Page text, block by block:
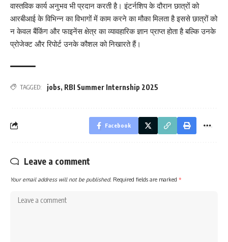
वास्तविक कार्य अनुभव भी प्रदान करती है। इंटर्नशिप के दौरान छात्रों को
आरबीआई के विभिन्न का विभागों में काम करने का मौका मिलता है इससे छात्रों को
न केवल बैंकिंग और फाइनेंस क्षेत्र का व्यावहारिक ज्ञान प्राप्त होता है बल्कि उनके
प्रोजेक्ट और रिपोर्ट उनके कौशल को निखारते हैं।
TAGGED: jobs, RBI Summer Internship 2025
Facebook
Leave a comment
Your email address will not be published. Required fields are marked *